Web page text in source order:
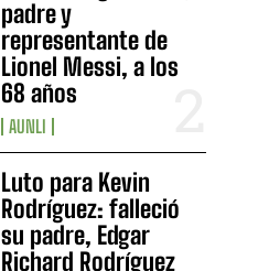
padre y
representante de
Lionel Messi, a los
68 años
AUNLI
Luto para Kevin
Rodríguez: falleció
su padre, Edgar
Richard Rodríguez